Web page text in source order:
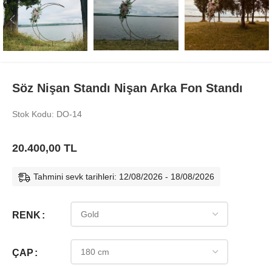
Söz Nişan Standı Nişan Arka Fon Standı
Stok Kodu: DO-14
20.400,00 TL
Tahmini sevk tarihleri: 12/08/2026 - 18/08/2026
RENK
ÇAP